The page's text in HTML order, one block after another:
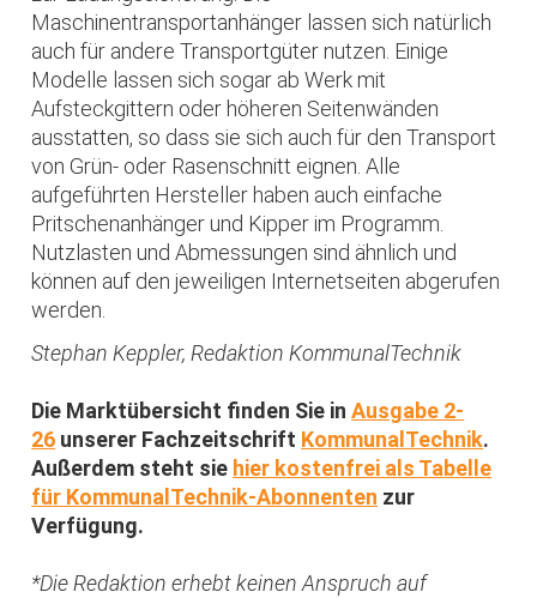
Maschinentransportanhänger lassen sich natürlich
auch für andere Transportgüter nutzen. Einige
Modelle lassen sich sogar ab Werk mit
Aufsteckgittern oder höheren Seitenwänden
ausstatten, so dass sie sich auch für den Transport
von Grün- oder Rasenschnitt eignen. Alle
aufgeführten Hersteller haben auch einfache
Pritschenanhänger und Kipper im Programm.
Nutzlasten und Abmessungen sind ähnlich und
können auf den jeweiligen Internetseiten abgerufen
werden.
Stephan Keppler, Redaktion KommunalTechnik
Die Marktübersicht finden Sie inAusgabe 2-
26 unserer Fachzeitschrift KommunalTechnik.
Außerdem steht sie hier kostenfrei als Tabelle
für KommunalTechnik-Abonnenten zur
Verfügung.
*Die Redaktion erhebt keinen Anspruch auf